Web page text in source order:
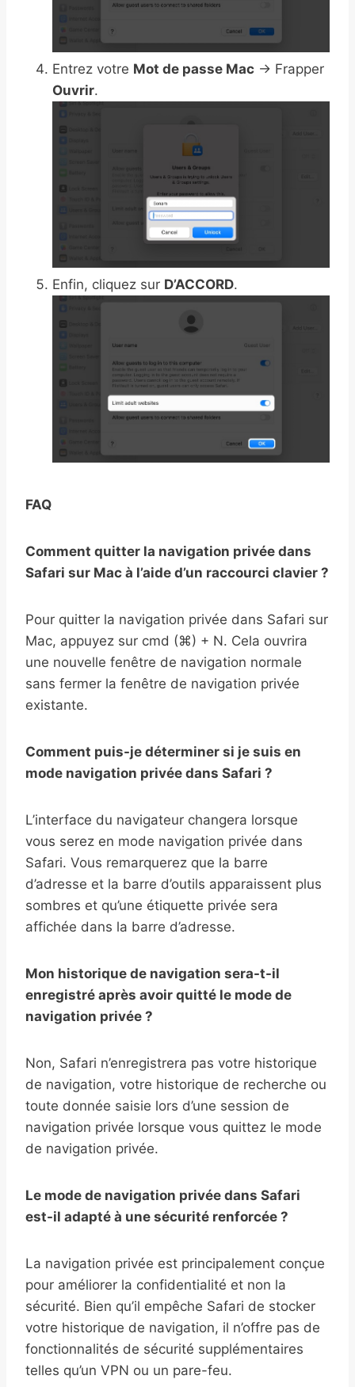
Entrez votre Mot de passe Mac → Frapper
Ouvrir.
Enfin, cliquez sur D’ACCORD.
FAQ
Comment quitter la navigation privée dans
Safari sur Mac à l’aide d’un raccourci clavier ?
Pour quitter la navigation privée dans Safari sur
Mac, appuyez sur cmd (⌘) + N. Cela ouvrira
une nouvelle fenêtre de navigation normale
sans fermer la fenêtre de navigation privée
existante.
Comment puis-je déterminer si je suis en
mode navigation privée dans Safari ?
L’interface du navigateur changera lorsque
vous serez en mode navigation privée dans
Safari. Vous remarquerez que la barre
d’adresse et la barre d’outils apparaissent plus
sombres et qu’une étiquette privée sera
affichée dans la barre d’adresse.
Mon historique de navigation sera-t-il
enregistré après avoir quitté le mode de
navigation privée ?
Non, Safari n’enregistrera pas votre historique
de navigation, votre historique de recherche ou
toute donnée saisie lors d’une session de
navigation privée lorsque vous quittez le mode
de navigation privée.
Le mode de navigation privée dans Safari
est-il adapté à une sécurité renforcée ?
La navigation privée est principalement conçue
pour améliorer la confidentialité et non la
sécurité. Bien qu’il empêche Safari de stocker
votre historique de navigation, il n’offre pas de
fonctionnalités de sécurité supplémentaires
telles qu’un VPN ou un pare-feu.